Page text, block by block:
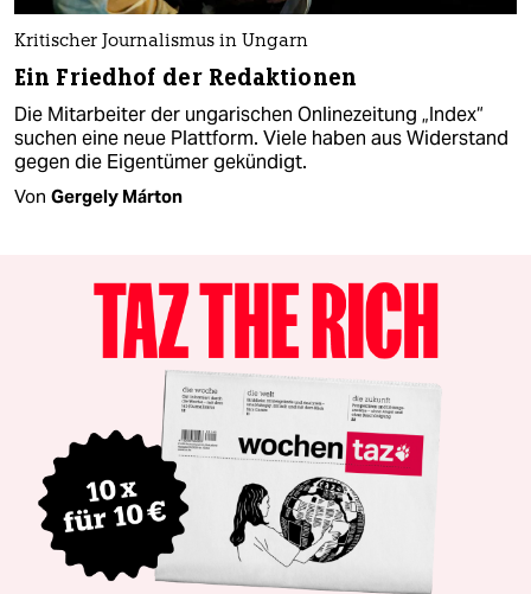
Kritischer Journalismus in Ungarn
Ein Friedhof der Redaktionen
Die Mitarbeiter der ungarischen Onlinezeitung „Index“
suchen eine neue Plattform. Viele haben aus Widerstand
gegen die Eigentümer gekündigt.
Von Gergely Márton